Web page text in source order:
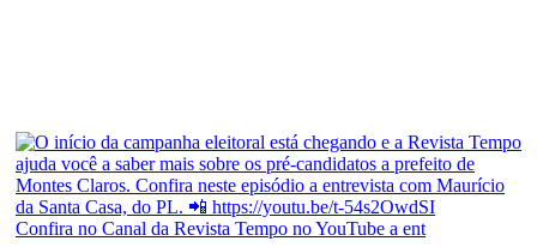
Confira no Canal da Revista Tempo no YouTube a ent